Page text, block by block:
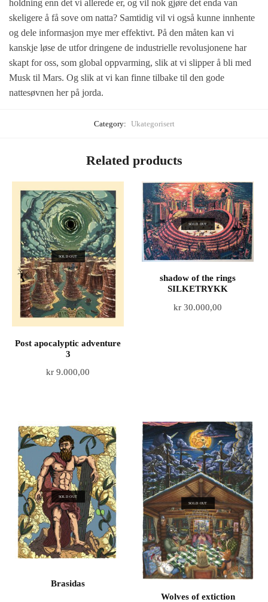
holdning enn det vi allerede er, og vil nok gjøre det enda van
skeligere å få sove om natta? Samtidig vil vi også kunne innhente
og dele informasjon mye mer effektivt. På den måten kan vi
kanskje løse de utfor dringene de industrielle revolusjonene har
skapt for oss, som global oppvarming, slik at vi slipper å bli med
Musk til Mars. Og slik at vi kan finne tilbake til den gode
nattesøvnen her på jorda.
Category: Ukategorisert
Related products
SOLD OUT
Post apocalyptic adventure
3
kr 9.000,00
SOLD OUT
shadow of the rings
SILKETRYKK
kr 30.000,00
SOLD OUT
Brasidas
SOLD OUT
Wolves of extiction